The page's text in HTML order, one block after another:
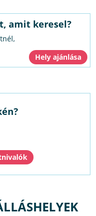
amit keresel?